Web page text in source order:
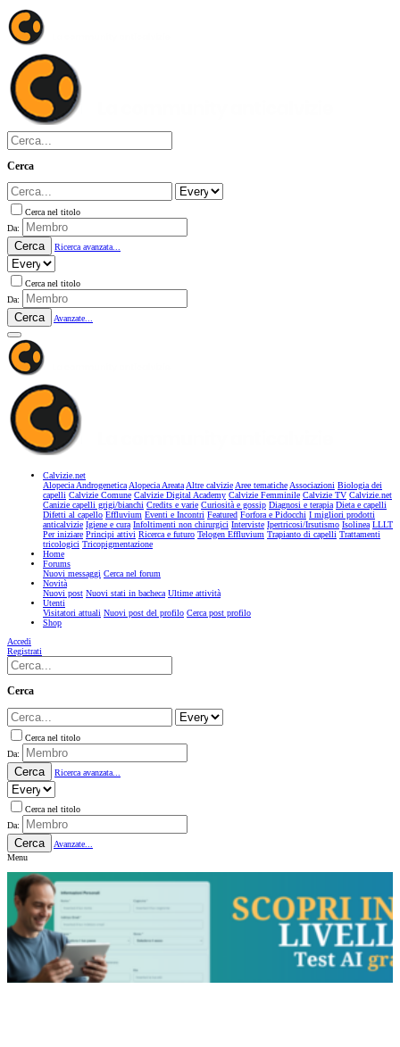
Cerca
Cerca nel titolo
Da:
Cerca Ricerca avanzata...
Cerca nel titolo
Da:
Cerca Avanzate...
Calvizie.net
Alopecia AndrogeneticaAlopecia AreataAltre calvizieAree tematicheAssociazioni Biologia dei
capelli Calvizie Comune Calvizie Digital Academy Calvizie Femminile Calvizie TV Calvizie.net
Canizie capelli grigi/bianchi Credits e varie Curiosità e gossip Diagnosi e terapia Dieta e capelli
Difetti al capello Effluvium Eventi e Incontri Featured Forfora e Pidocchi I migliori prodotti
anticalvizie Igiene e cura Infoltimenti non chirurgici Interviste Ipertricosi/Irsutismo Isolinea LLLT
Per iniziare Principi attivi Ricerca e futuro Telogen Effluvium Trapianto di capelli Trattamenti
tricologici Tricopigmentazione
Home
Forums
Nuovi messaggi Cerca nel forum
Novità
Nuovi post Nuovi stati in bacheca Ultime attività
Utenti
Visitatori attuali Nuovi post del profilo Cerca post profilo
Shop
Accedi
Registrati
Cerca
Cerca nel titolo
Da:
Cerca Ricerca avanzata...
Cerca nel titolo
Da:
Cerca
Avanzate...
Menu